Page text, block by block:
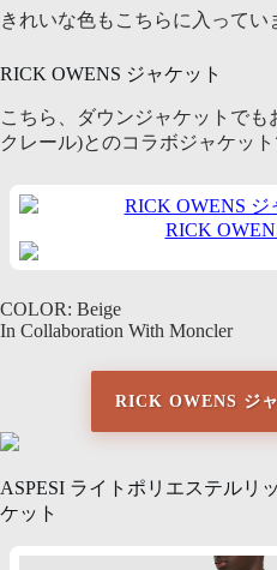
きれいな色もこちらに入ってい
RICK OWENS ジャケット
こちら、ダウンジャケットでも
クレール)とのコラボジャケッ
RICK
COLOR: Beige
In Collaboration With Moncler
RICK OWENS ジ
ASPESI ライトポリエステルリ
ケット